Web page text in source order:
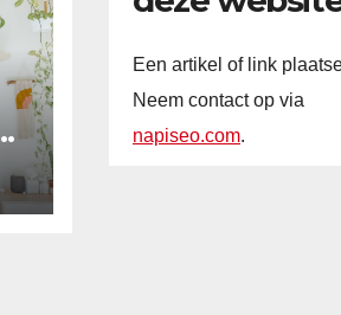
Een artikel of link
Neem contact op via
napiseo.com.